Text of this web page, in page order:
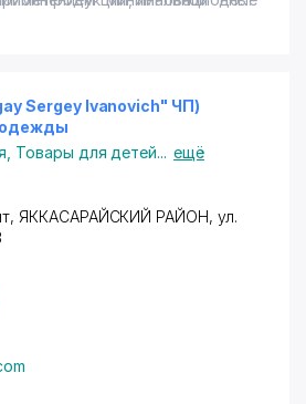
в ее производстве, забота о
обеспечить высокое
номенклатуру изделий и
Sergey Ivanovich" ЧП)
одежды
Товары для детей... ещё
, ЯККАСАРАЙСКИЙ РАЙОН, ул.